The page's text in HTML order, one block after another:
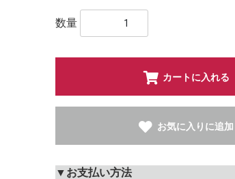
数量
カートに入れる
お気に入りに追加
▼お支払い方法